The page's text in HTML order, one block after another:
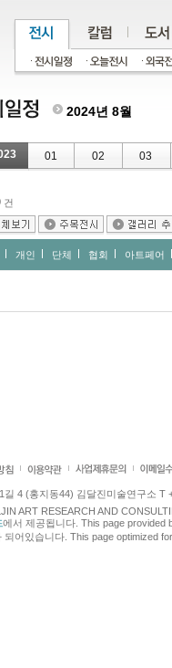
2024년 8월
01 02 03
건
개인 단체 협회 아트페어
길 4 (홍지동44) 김달진미술연구소 T
ART RESEARCH AND
에서 제공됩니다. This page provided
되어있습니다. This page optimized